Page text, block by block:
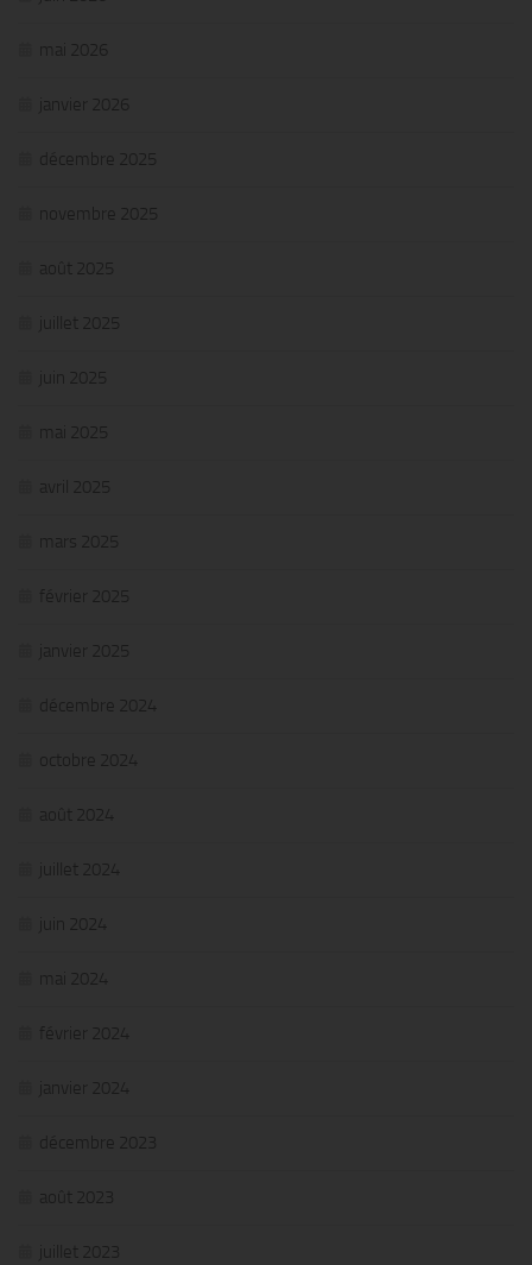
mai 2026
janvier 2026
décembre 2025
novembre 2025
août 2025
juillet 2025
juin 2025
mai 2025
avril 2025
mars 2025
février 2025
janvier 2025
décembre 2024
octobre 2024
août 2024
juillet 2024
juin 2024
mai 2024
février 2024
janvier 2024
décembre 2023
août 2023
juillet 2023